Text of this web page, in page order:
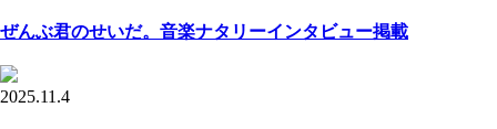
ぜんぶ君のせいだ。音楽ナタリーインタビュー掲載
2025.11.4